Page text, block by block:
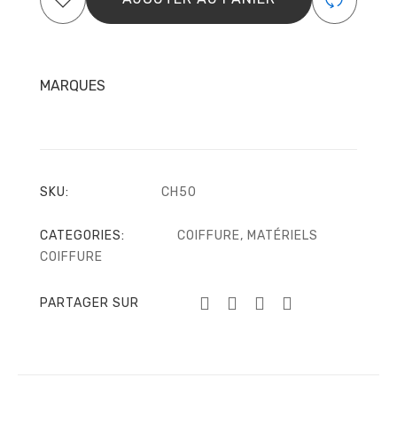
taille
5'0
MARQUES
SKU: CH50
CATEGORIES: COIFFURE, MATÉRIELS
COIFFURE
PARTAGER SUR